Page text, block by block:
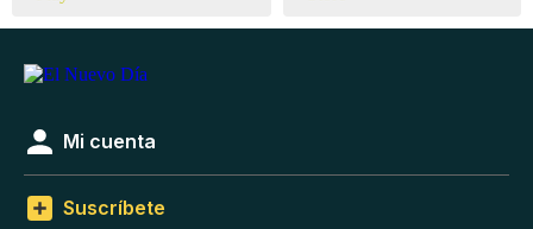
Mi cuenta
Suscríbete